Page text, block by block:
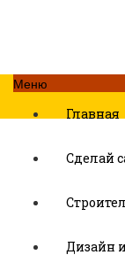
Меню
Главная
Сделай
Дизайн